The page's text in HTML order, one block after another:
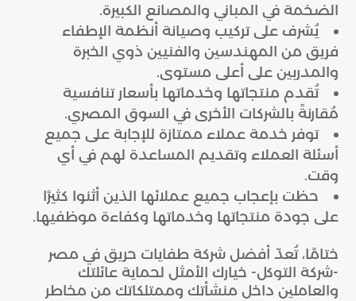
الضخمة في المباني والمصانع الكبيرة.
يُشرف على تركيب وصيانة أنظمة الإطفاء
فريق من المهندسين والفنيين ذوي الخبرة
والمدربين على أعلى مستوى.
تُقدم منتجاتها وخدماتها بأسعار تنافسية
مُقارنةً بالشركات الأخرى في السوق المصري.
توفر خدمة عملاء ممتازة للإجابة على جميع
أسئلة العملاء وتقديم المساعدة لهم في أي
وقت.
حظت بإعجاب جميع عملائها الذين أثنوا كثيرًا
على جودة منتجاتها وخدماتها وكفاءة موظفيها.
ختامًا، تُعدّ أفضل شركة طفايات حريق في مصر
-شركة التوكل- خيارك الأمثل لحماية عائلتك
والعاملين داخل منشأتك وممتلكاتك من مخاطر